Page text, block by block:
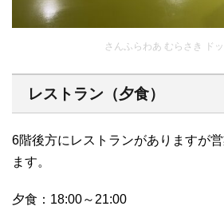
さんふらわあ むらさき ド
レストラン（夕食）
6階後方にレストランがありますが
ます。
夕食：18:00～21:00